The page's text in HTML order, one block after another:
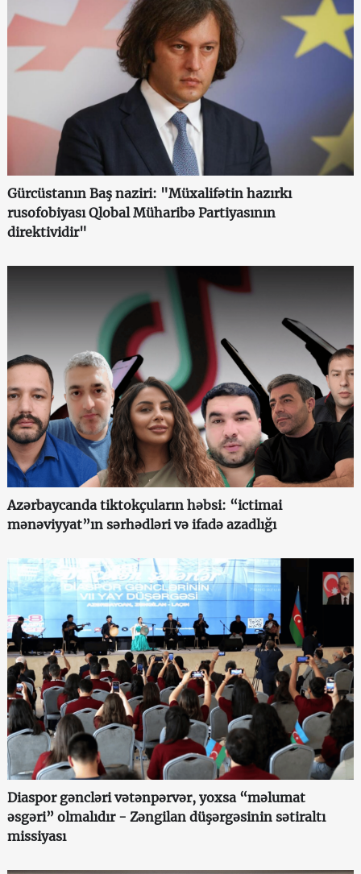
Gürcüstanın Baş naziri: "Müxalifətin hazırkı
rusofobiyası Qlobal Müharibə Partiyasının
direktividir"
Azərbaycanda tiktokçuların həbsi: “ictimai
mənəviyyat”ın sərhədləri və ifadə azadlığı
Diaspor gəncləri vətənpərvər, yoxsa “məlumat
əsgəri” olmalıdır - Zəngilan düşərgəsinin sətiraltı
missiyası